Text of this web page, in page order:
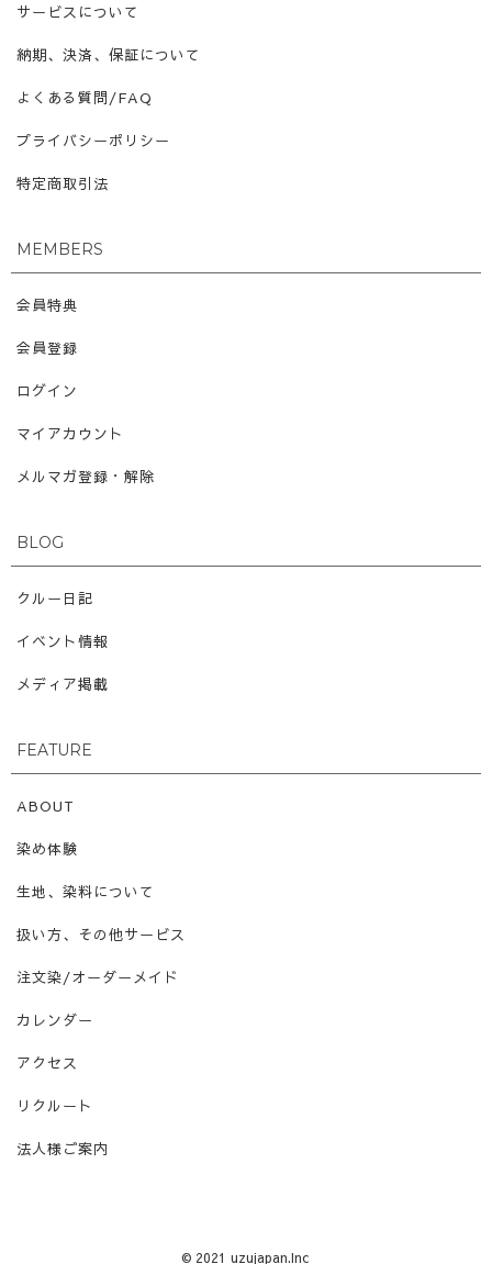
サービスについて
納期、決済、保証について
よくある質問/FAQ
プライバシーポリシー
特定商取引法
MEMBERS
会員特典
会員登録
ログイン
マイアカウント
メルマガ登録・解除
BLOG
クルー日記
イベント情報
メディア掲載
FEATURE
ABOUT
染め体験
生地、染料について
扱い方、その他サービス
注文染/オーダーメイド
カレンダー
アクセス
リクルート
法人様ご案内
© 2021 uzujapan.Inc